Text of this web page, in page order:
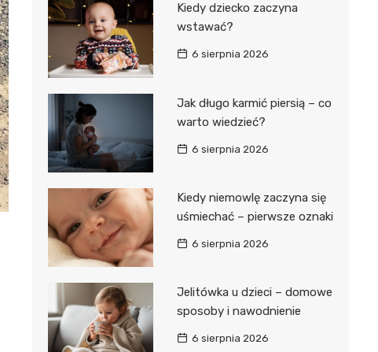
Kiedy dziecko zaczyna
wstawać?
6 sierpnia 2026
Jak długo karmić piersią – co
warto wiedzieć?
6 sierpnia 2026
Kiedy niemowlę zaczyna się
uśmiechać – pierwsze oznaki
6 sierpnia 2026
Jelitówka u dzieci – domowe
sposoby i nawodnienie
6 sierpnia 2026